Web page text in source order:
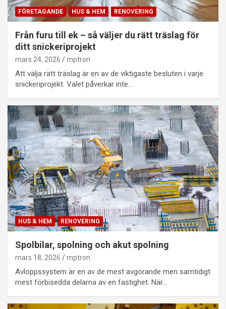
FÖRETAGANDE HUS & HEM RENOVERING
Från furu till ek – så väljer du rätt träslag för
ditt snickeriprojekt
mars 24, 2026 mptron
Att välja rätt träslag är en av de viktigaste besluten i varje
snickeriprojekt. Valet påverkar inte…
HUS & HEM RENOVERING
Spolbilar, spolning och akut spolning
mars 18, 2026 mptron
Avloppssystem är en av de mest avgörande men samtidigt
mest förbisedda delarna av en fastighet. När…